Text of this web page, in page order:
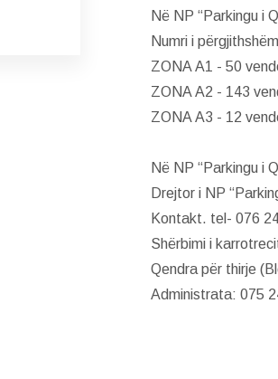
Në NP “Parkingu i
Numri i
ZONA А1 - 50
ZONA А2 - 143
ZONA А3 - 12
Në NP “Parkingu i
Drejtor i NP
Kontakt. tel- 076
Shërbimi i
Qendra për thirje
Administrata: 075